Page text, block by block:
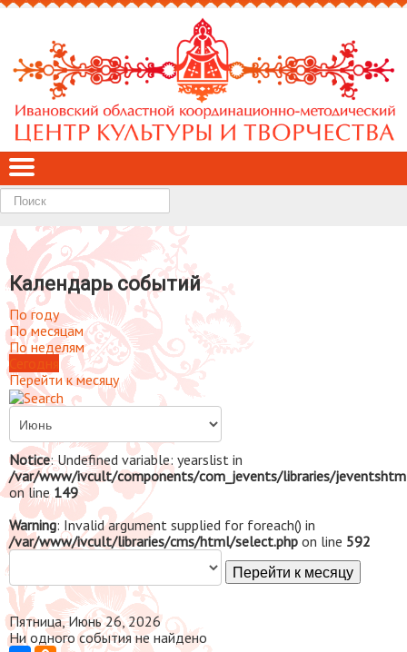
Найти
Календарь событий
По году
По месяцам
По неделям
Перейти к месяцу
Notice: Undefined variable: yearslist in
/var/www/ivcult/components/com_jevents/libraries/
on line 149
Warning: Invalid argument supplied for foreach() in
/var/www/ivcult/libraries/cms/html/select.php on line 592
Перейти к месяцу
Пятница, Июнь 26, 2026
Ни одного события не найдено